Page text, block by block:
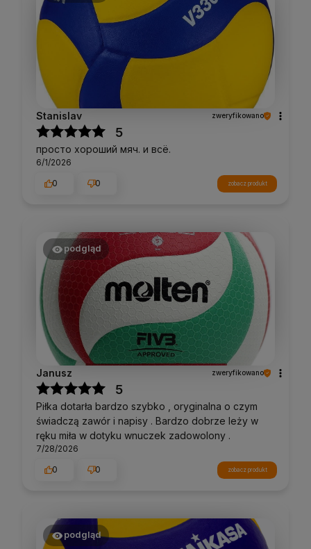
Stanislav zweryfikowano
5
просто хороший мяч. и всё.
6/1/2026
0
0 zobacz produkt
podgląd
Janusz zweryfikowano
5
Piłka dotarła bardzo szybko , oryginalna o czym
świadczą zawór i napisy . Bardzo dobrze leży w
ręku miła w dotyku wnuczek zadowolony .
7/28/2026
0
0 zobacz produkt
podgląd